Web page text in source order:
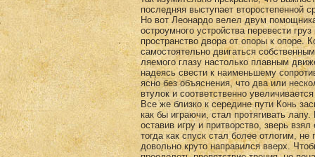
последняя выступает второсте­пенной
Но вот Леонардо велел двум
остроумного устройства перевести
пространство двора от опоры к опоре.
самостоятельно двигаться
ляемого глазу настолько плавным
надеясь свести к наименьшему
ясно без объясне­ния, что два или
втулок и соответственно
Все же близко к середине пути Конь
как бы играючи, стал протягивать
оставив игру и притворство, зверь
тогда как спуск стал более отлогим,
довольно круто напра­вился вверх.